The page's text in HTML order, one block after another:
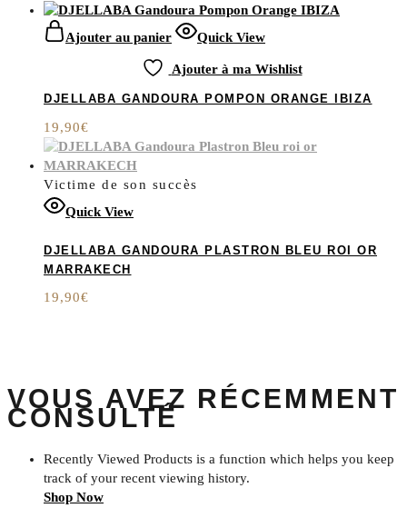
Ajouter au panier Quick View
Ajouter à ma Wishlist
DJELLABA GANDOURA POMPON ORANGE IBIZA
19,90€
Victime de son succès
Quick View
DJELLABA GANDOURA PLASTRON BLEU ROI OR
MARRAKECH
19,90€
VOUS AVEZ RÉCEMMENT
CONSULTÉ
Recently Viewed Products is a function which helps you keep
track of your recent viewing history.
Shop Now